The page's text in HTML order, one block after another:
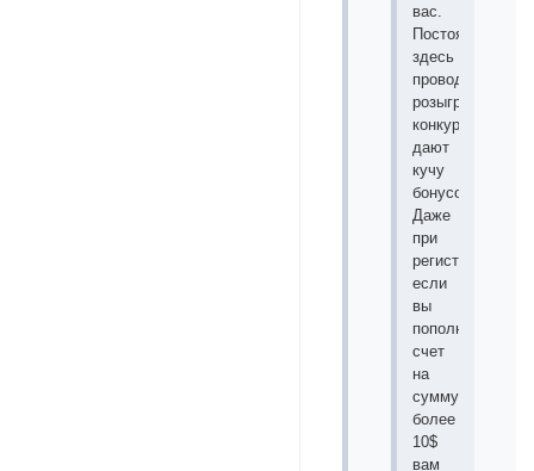
вас.
Постоянно
здесь
проводятся
розыгрыши
конкурсы
дают
кучу
бонусов.
Даже
при
регистрации
если
вы
пополните
счет
на
сумму
более
10$
вам